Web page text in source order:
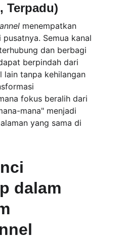
Terpadu)
menempatkan
Semua kanal
dan berbagi
berpindah dari
lain tanpa kehilangan
fokus beralih dari
mana" menjadi
yang sama di
dalam